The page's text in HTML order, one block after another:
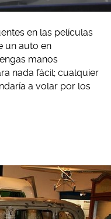
en las películas
un auto en
manos
nada fácil; cualquier
a volar por los